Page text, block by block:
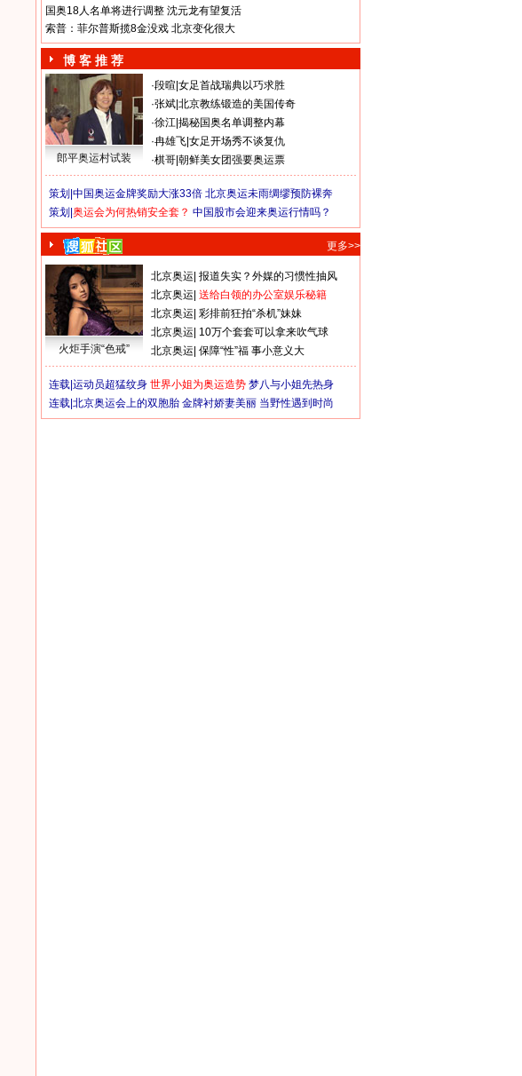
国奥18人名单将进行调整 沈元龙有望复活
索普：菲尔普斯揽8金没戏 北京变化很大
博 客 推 荐
郎平奥运村试装
·段暄 女足首战瑞典以巧求胜
·张斌 北京教练锻造的美国传奇
·徐江 揭秘国奥名单调整内幕
·冉雄飞 女足开场秀不谈复仇
·棋哥 朝鲜美女团强要奥运票
策划| 中国奥运金牌奖励大涨33倍 北京奥运未雨绸缪预防裸奔
策划| 奥运会为何热销安全套？ 中国股市会迎来奥运行情吗？
更多>>
火炬手演“色戒”
北京奥运 报道失实？外媒的习惯性抽风
北京奥运 送给白领的办公室娱乐秘籍
北京奥运 彩排前狂拍“杀机”妹妹
北京奥运 10万个套套可以拿来吹气球
北京奥运 保障“性”福 事小意义大
连载| 运动员超猛纹身 世界小姐为奥运造势 梦八与小姐先热身
连载| 北京奥运会上的双胞胎 金牌衬娇妻美丽 当野性遇到时尚